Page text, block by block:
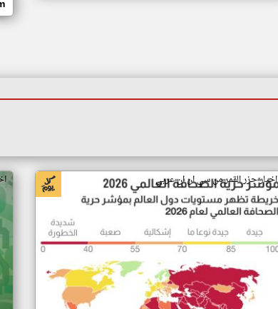
اخبار جزر القمر من سي ان ان عربي